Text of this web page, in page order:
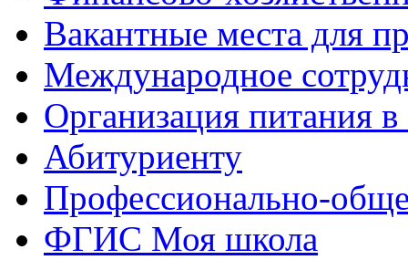
Вакантные места для
Международное
Организация питания в
Абитуриенту
Профессионально-
ФГИС Моя школа